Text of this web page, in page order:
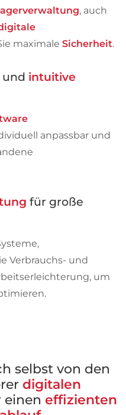
, auch
maximale Sicherheit.
und intuitive
anpassbar und
für große
Verbrauchs- und
um
selbst von den
digitalen
einen effizienten